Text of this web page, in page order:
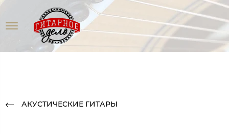
АКУСТИЧЕСКИЕ ГИТАРЫ